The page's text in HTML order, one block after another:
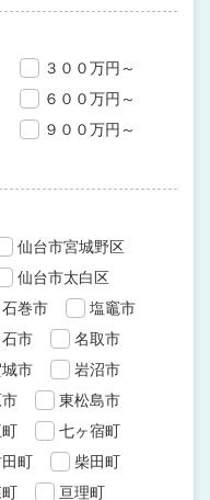
３００万円～
６００万円～
９００万円～
仙台市宮城野区
仙台市太白区
石巻市
塩竈市
市
名取市
市
岩沼市
東松島市
七ヶ宿町
町
柴田町
亘理町